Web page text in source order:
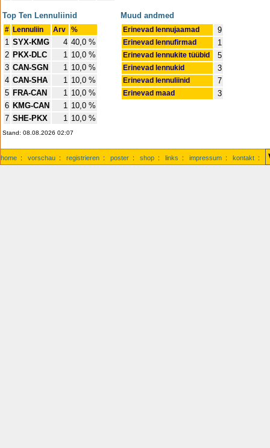
Top Ten Lennuliinid
# Lennuliin Arv %
1 SYX-KMG 4 40,0 %
2 PKX-DLC 1 10,0 %
3 CAN-SGN 1 10,0 %
4 CAN-SHA 1 10,0 %
5 FRA-CAN 1 10,0 %
6 KMG-CAN 1 10,0 %
7 SHE-PKX 1 10,0 %
Muud andmed
Erinevad lennujaamad 9
Erinevad lennufirmad 1
Erinevad lennukite tüübid 5
Erinevad lennukid 3
Erinevad lennuliinid 7
Erinevad maad 3
Stand: 08.08.2026 02:07
home : vorschau : registrieren : poster : shop : links : impressum : kontakt :